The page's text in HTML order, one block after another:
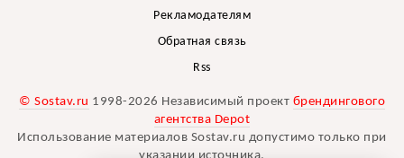
Рекламодателям
Обратная связь
Rss
© Sostav.ru 1998-2026 Независимый проект брендингового
агентства Depot
Использование материалов Sostav.ru допустимо только при